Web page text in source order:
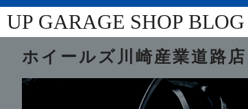
UP GARAGE SHOP BLOG
ホイールズ川崎産業道路店